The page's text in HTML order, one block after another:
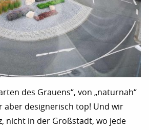
des Grauens“, von „naturnah“
aber designerisch top! Und wir
nicht in der Großstadt, wo jede